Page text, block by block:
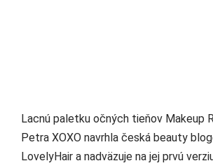
Lacnú paletku očných tieňov Makeup
Petra XOXO navrhla česká beauty
LovelyHair a nadväzuje na jej prvú